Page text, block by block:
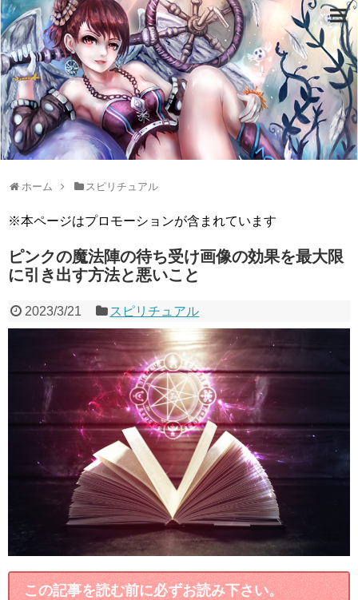
ホーム スピリチュアル
※本ページはプロモーションが含まれています
ピンクの魔法陣の待ち受け画像の効果を最大限
に引き出す方法と悪いこと
2023/3/21 スピリチュアル
この記事を読む前に必ずお読み下さい。